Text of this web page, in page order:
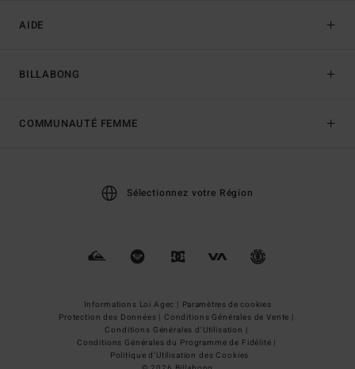
AIDE
BILLABONG
COMMUNAUTÉ FEMME
Sélectionnez votre Région
Informations Loi Agec | Paramètres de cookies
Protection des Données | Conditions Générales de Vente |
Conditions Générales d'Utilisation |
Conditions Générales du Programme de Fidélité |
Politique d'Utilisation des Cookies